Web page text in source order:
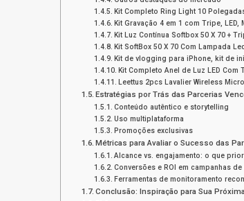
Kit Completo Ring Light 10
Kit Gravação 4 em 1 com Tripe, LED,
Kit Luz Contínua Softbox 50 X 70 +
Kit SoftBox 50 X 70 Com Lampada
Kit de vlogging para iPhone, kit de
Kit Completo Anel de Luz LED Com
Leettus 2pcs Lavalier Wireless
Estratégias por Trás das Parcerias
Conteúdo autêntico e storytelling
Uso multiplataforma
Promoções exclusivas
Métricas para Avaliar o Sucesso das
Alcance vs. engajamento: o que
Conversões e ROI em campanhas de
Ferramentas de monitoramento
Conclusão: Inspiração para Sua